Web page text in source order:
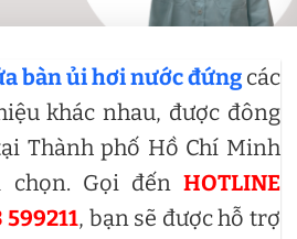
bàn ủi hơi nước đứng các
khác nhau, được đông
Thành phố Hồ Chí Minh
Gọi đến HOTLINE
, bạn sẽ được hỗ trợ